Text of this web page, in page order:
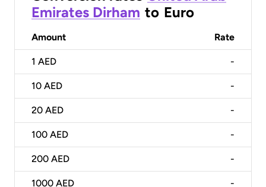
Emirates Dirham to Euro
Amount Rate
1 AED -
10 AED -
20 AED -
100 AED -
200 AED -
1000 AED -